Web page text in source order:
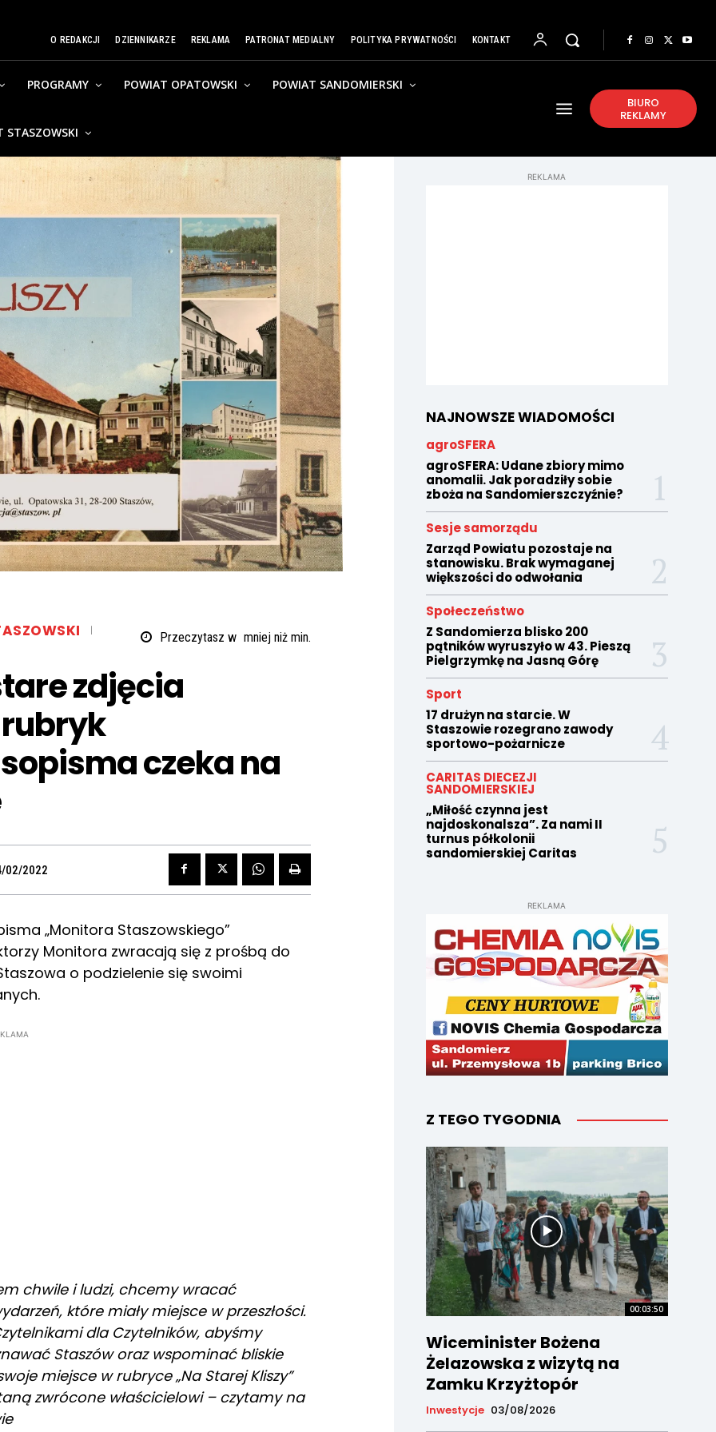
O REDAKCJI DZIENNIKARZE REKLAMA PATRONAT MEDIALNY POLITYKA PRYWATNOŚCI KONTAKT
PROGRAMY POWIAT OPATOWSKI POWIAT SANDOMIERSKI
STASZOWSKI
BIURO
REKLAMY
Przeczytasz w mniej niżmin.
zdjęcia
czeka na
02/2022
„Monitora Staszowskiego”
Monitora zwracają się z prośbą do
o podzielenie się swoimi
chwile i ludzi, chcemy wracać
które miały miejsce w przeszłości.
dla Czytelników, abyśmy
Staszów oraz wspominać bliskie
miejsce w rubryce „Na Starej Kliszy”
zwrócone właścicielowi – czytamy na
REKLAMA
NAJNOWSZE WIADOMOŚCI
agroSFERA
agroSFERA: Udane zbiory mimo
anomalii. Jak poradziły sobie
zboża na Sandomierszczyźnie?
Sesje samorządu
Zarząd Powiatu pozostaje na
stanowisku. Brak wymaganej
większości do odwołania
Społeczeństwo
Z Sandomierza blisko 200
pątników wyruszyło w 43. Pieszą
Pielgrzymkę na Jasną Górę
Sport
17 drużyn na starcie. W
Staszowie rozegrano zawody
sportowo-pożarnicze
CARITAS DIECEZJI
SANDOMIERSKIEJ
„Miłość czynna jest
najdoskonalsza”. Za nami II
turnus półkolonii
sandomierskiej Caritas
REKLAMA
Z TEGO TYGODNIA
00:03:50
Wiceminister Bożena
Żelazowska z wizytą na
Zamku Krzyżtopór
Inwestycje 03/08/2026